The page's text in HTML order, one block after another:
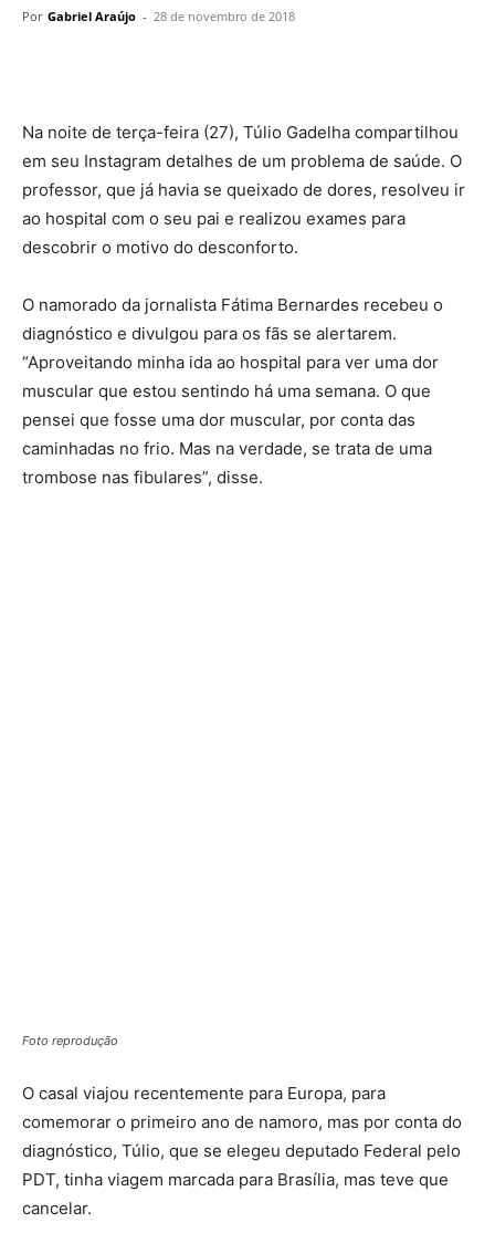
Por Gabriel Araújo - 28 de novembro de 2018
Na noite de terça-feira (27), Túlio Gadelha compartilhou
em seu Instagram detalhes de um problema de saúde. O
professor, que já havia se queixado de dores, resolveu ir
ao hospital com o seu pai e realizou exames para
descobrir o motivo do desconforto.
O namorado da jornalista Fátima Bernardes recebeu o
diagnóstico e divulgou para os fãs se alertarem.
“Aproveitando minha ida ao hospital para ver uma dor
muscular que estou sentindo há uma semana. O que
pensei que fosse uma dor muscular, por conta das
caminhadas no frio. Mas na verdade, se trata de uma
trombose nas fibulares”, disse.
Foto reprodução
O casal viajou recentemente para Europa, para
comemorar o primeiro ano de namoro, mas por conta do
diagnóstico, Túlio, que se elegeu deputado Federal pelo
PDT, tinha viagem marcada para Brasília, mas teve que
cancelar.